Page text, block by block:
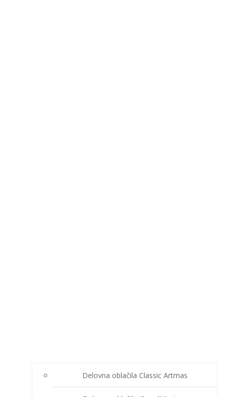
Delovna oblačila Classic Artmas